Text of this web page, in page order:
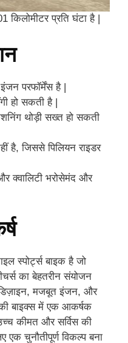
किलोमीटर प्रति घंटा है |
परफॉर्मेंस है |
हो सकती है |
थोड़ी सख्त हो सकती
है, जिससे पिलियन राइडर
क्वालिटी भरोसेमंद और
स्पोर्ट्स बाइक है जो
का बेहतरीन संयोजन
मजबूत इंजन, और
बाइक्स में एक आकर्षक
कीमत और सर्विस की
चुनौतीपूर्ण विकल्प बना